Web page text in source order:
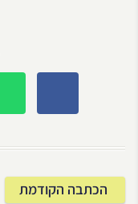
הכתבה הקודמת